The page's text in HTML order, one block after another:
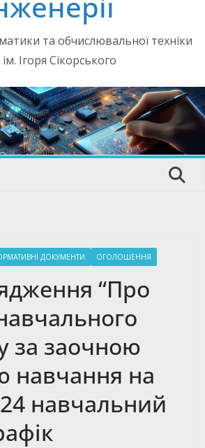
та обчислювальної техніки
Ігоря Сікорського
ДОКУМЕНТИ ОГОЛОШЕННЯ
“Про
за заочною
навчання на
навчальний